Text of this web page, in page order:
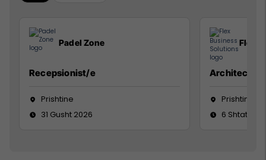
Padel Zone
Recepsionist/e
Prishtine
31 Gusht 2026
Flex
Architect
Prishtinë
6 Shtator